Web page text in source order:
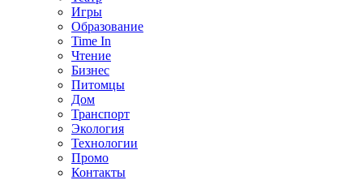
Игры
Образование
Time In
Чтение
Бизнес
Питомцы
Дом
Транспорт
Экология
Технологии
Промо
Контакты